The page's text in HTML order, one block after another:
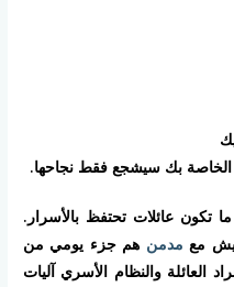
الخاصة بك سيشجع فقط نجاحها.
ما تكون عائلات تحتفظ بالأسرار.
مع مدمن هم جزء يومي من
العائلة والنظام الأسري آليات